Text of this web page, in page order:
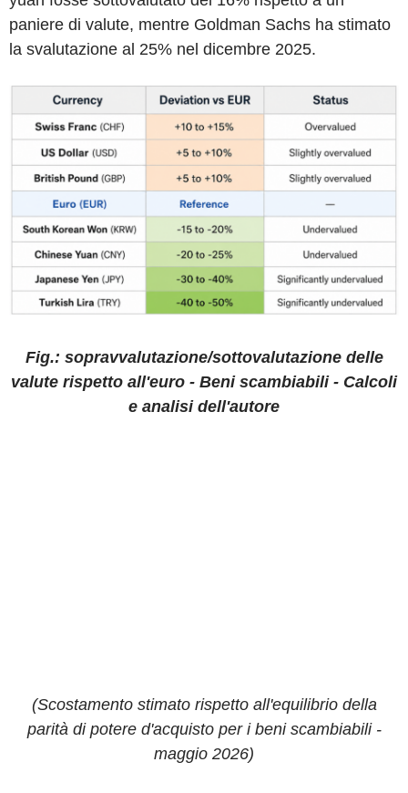
paniere di valute, mentre Goldman Sachs ha stimato
la svalutazione al 25% nel dicembre 2025.
Fig.: sopravvalutazione/sottovalutazione delle
valute rispetto all'euro - Beni scambiabili - Calcoli
e analisi dell'autore
(Scostamento stimato rispetto all'equilibrio della
parità di potere d'acquisto per i beni scambiabili -
maggio 2026)